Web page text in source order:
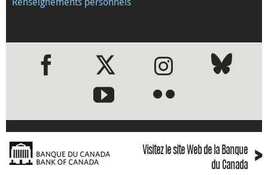
●●
Visitez le site Web de la Banque
du Canada
›